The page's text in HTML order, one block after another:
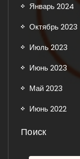
Январь 2024
Октябрь 2023
Июль 2023
Июнь 2023
Май 2023
Июнь 2022
Поиск